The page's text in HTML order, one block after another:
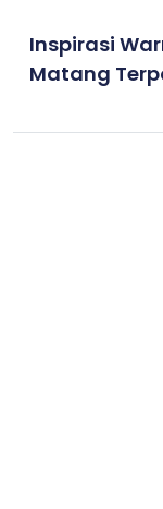
Inspirasi
Matang